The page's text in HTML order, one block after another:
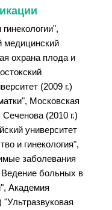
медицинский
охрана плода и
(2009 г.)
Московская
(2010 г.)
университет
и гинекология",
заболевания
Ведение больных в
Академия
"Ультразвуковая